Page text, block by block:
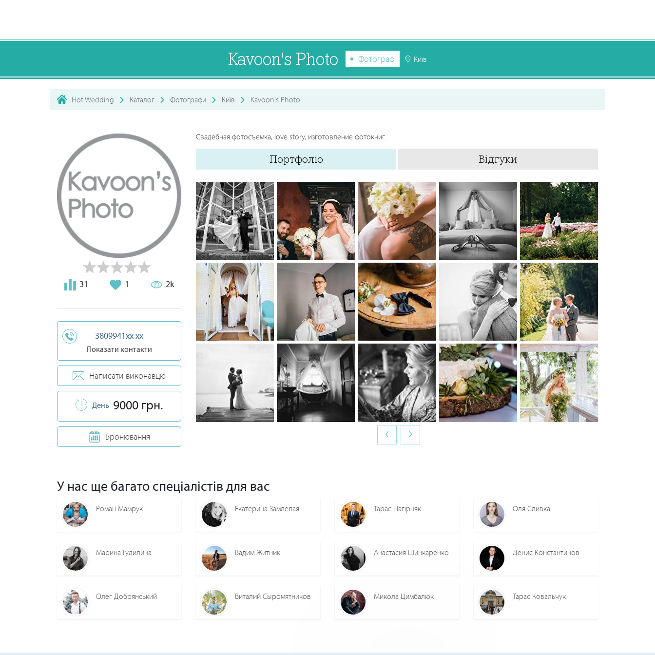
Kavoon's Photo Фотограф Київ
Hot Wedding Каталог Фотографи Київ Kavoon's Photo
31 1 2k
3809941xx xx
Показати контакти
Написати виконавцю
День 9000 грн.
Бронювання
Свадебная фотосъемка, love story, изготовление фотокниг.
Портфоліо Відгуки
0 0 0 0 0 0 0 0
0 0 0 0 0 0 0 0
0
‹ ›
У нас ще багато спеціалістів для вас
Роман Мамрук Екатерина Замлелая Тарас Нагірняк Оля Сливка
Марина Гудилина Вадим Житник Анастасия Шинкаренко Денис Константинов
Олег Добрянський Виталий Сыромятников Микола Цимбалюк Тарас Ковальчук